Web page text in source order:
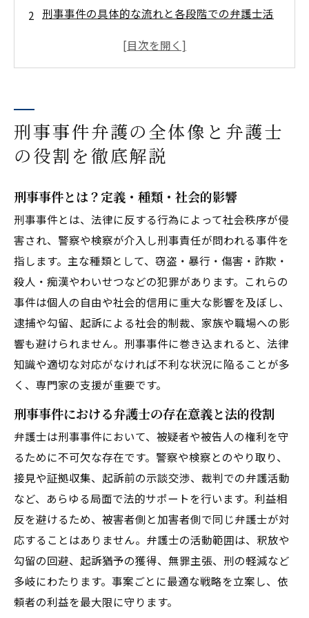
刑事事件の具体的な流れと各段階での弁護士活
刑事事件弁護士の費用体系・支払い方法・経済
見極めポイント
刑事事件弁護の実際の解決事例と依頼者の体験
談
刑事事件に関するよくある質問と悩み・Q&Aで
刑事事件の法改正・最新判例・社会動向と今後
の展望
刑事事件弁護を検討する方への総合まとめと安
心のためのチェックリスト
刑事事件で家族ができるサポートと対応方法｜
逮捕直後から判決までの具体的アクション
事務所概要
刑事事件弁護の全体像と弁護士
の役割を徹底解説
刑事事件とは？定義・種類・社会的影響
刑事事件とは、法律に反する行為によって社会秩序が侵
害され、警察や検察が介入し刑事責任が問われる事件を
指します。主な種類として、窃盗・暴行・傷害・詐欺・
殺人・痴漢やわいせつなどの犯罪があります。これらの
事件は個人の自由や社会的信用に重大な影響を及ぼし、
逮捕や勾留、起訴による社会的制裁、家族や職場への影
響も避けられません。刑事事件に巻き込まれると、法律
知識や適切な対応がなければ不利な状況に陥ることが多
く、専門家の支援が重要です。
刑事事件における弁護士の存在意義と法的役割
弁護士は刑事事件において、被疑者や被告人の権利を守
るために不可欠な存在です。警察や検察とのやり取り、
接見や証拠収集、起訴前の示談交渉、裁判での弁護活動
など、あらゆる局面で法的サポートを行います。利益相
反を避けるため、被害者側と加害者側で同じ弁護士が対
応することはありません。弁護士の活動範囲は、釈放や
勾留の回避、起訴猶予の獲得、無罪主張、刑の軽減など
多岐にわたります。事案ごとに最適な戦略を立案し、依
頼者の利益を最大限に守ります。